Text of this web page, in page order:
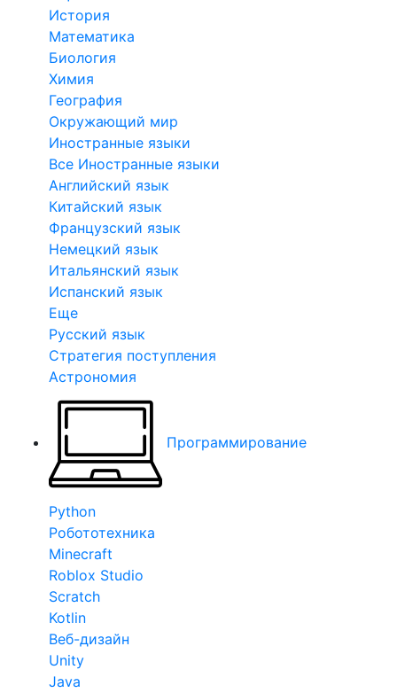
История
Математика
Биология
Химия
География
Окружающий мир
Иностранные языки
Все Иностранные языки
Английский язык
Китайский язык
Французский язык
Немецкий язык
Итальянский язык
Испанский язык
Еще
Русский язык
Стратегия поступления
Астрономия
Программирование
Python
Робототехника
Minecraft
Roblox Studio
Scratch
Kotlin
Веб-дизайн
Unity
Java